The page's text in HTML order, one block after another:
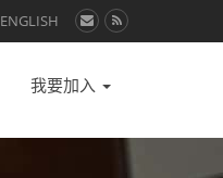
ENGLISH
我要加入